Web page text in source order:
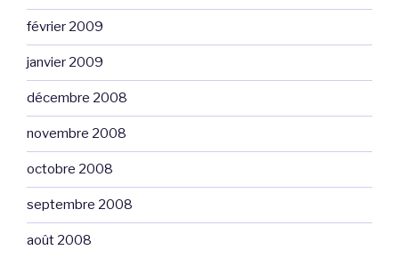
février 2009
janvier 2009
décembre 2008
novembre 2008
octobre 2008
septembre 2008
août 2008